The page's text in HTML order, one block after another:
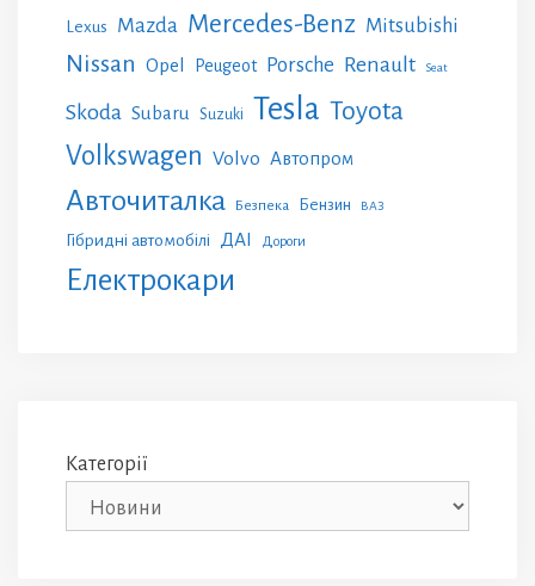
Lexus Mazda Mercedes-Benz Mitsubishi
Nissan Opel Peugeot Porsche Renault Seat
Skoda Subaru Suzuki Tesla Toyota
Volkswagen Volvo Автопром
Авточиталка Безпека Бензин ВАЗ
Гібридні автомобілі ДАІ Дороги
Електрокари
Категорії